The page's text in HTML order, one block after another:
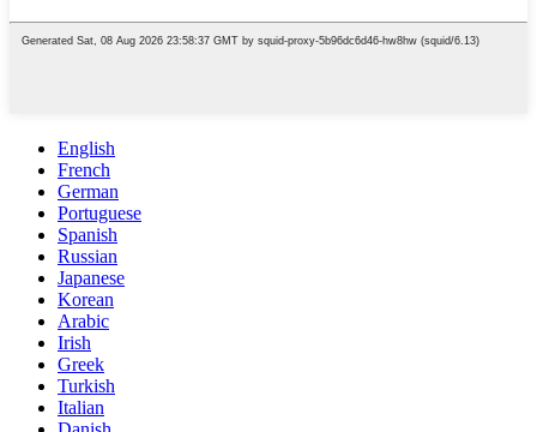
English
French
German
Portuguese
Spanish
Russian
Japanese
Korean
Arabic
Irish
Greek
Turkish
Italian